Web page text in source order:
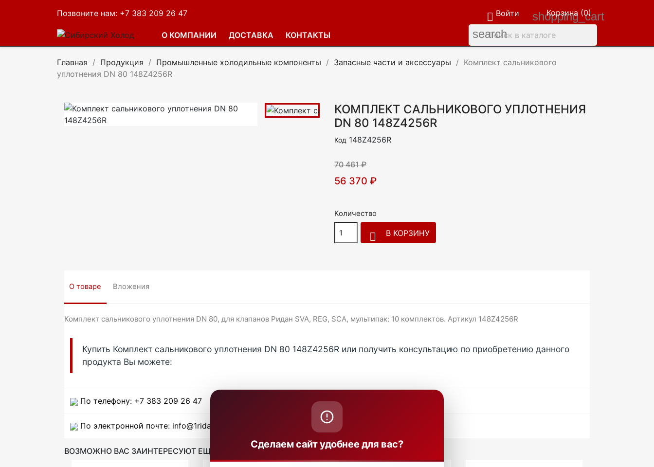
Позвоните нам: +7 383 209 26 47  Войти shopping_cart
Корзина (0)
О КОМПАНИИ ДОСТАВКА КОНТАКТЫ search
Главная Продукция Промышленные холодильные компоненты Запасные части и аксессуары
Комплект сальникового
уплотнения DN 80 148Z4256R
КОМПЛЕКТ САЛЬНИКОВОГО УПЛОТНЕНИЯ
DN 80 148Z4256R
Код 148Z4256R
70 461 ₽
56 370 ₽
Количество
 В КОРЗИНУ
О товаре Вложения
Комплект сальникового уплотнения DN 80, для клапанов Ридан SVA, REG, SCA, мультипак: 10 комплектов. Артикул 148Z4256R
Купить Комплект сальникового уплотнения DN 80 148Z4256R или получить консультацию по приобретению данного
продукта Вы можете:
По телефону: +7 383 209 26 47
По электронной почте: info@1ridan.ru
ВОЗМОЖНО ВАС ЗАИНТЕРЕСУЮТ ЕЩЕ 24 ПРЕДЛОЖЕНИЯ ИЗ ЭТОЙ КАТЕГОРИИ:
Сделаем сайт удобнее для вас?